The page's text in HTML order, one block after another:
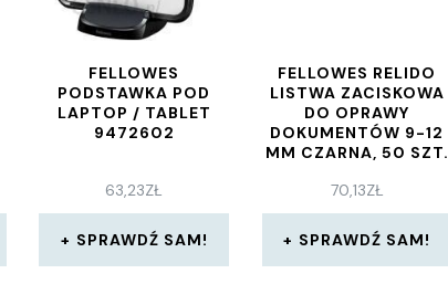
FELLOWES
PODSTAWKA POD
LAPTOP / TABLET
9472602
63,23ZŁ
SPRAWDŹ SAM!
FELLOWES RELIDO
LISTWA ZACISKOWA
DO OPRAWY
DOKUMENTÓW 9-12
MM CZARNA, 50 SZT.
(5384001)
70,13ZŁ
SPRAWDŹ SAM!